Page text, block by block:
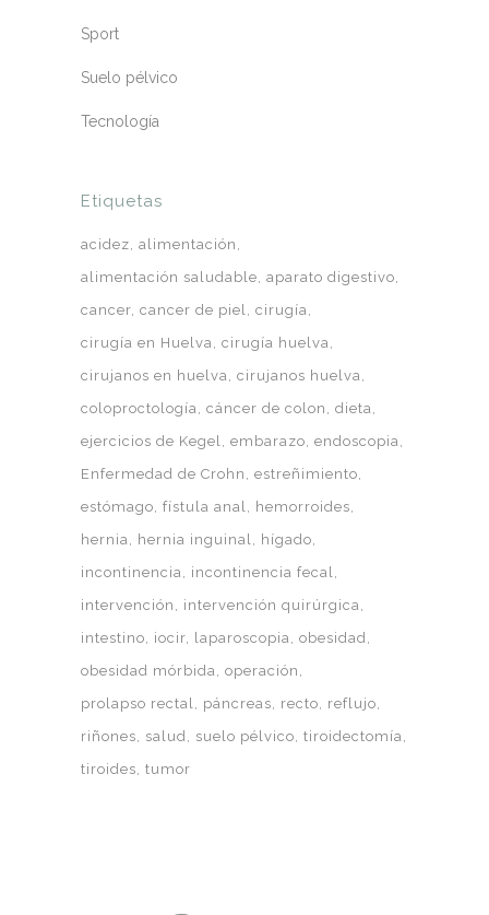
Sport
Suelo pélvico
Tecnología
Etiquetas
acidez alimentación
alimentación saludable aparato digestivo
cancer cancer de piel cirugía
cirugía en Huelva cirugía huelva
cirujanos en huelva cirujanos huelva
coloproctología cáncer de colon
dieta
ejercicios de Kegel embarazo endoscopia
Enfermedad de Crohn
estreñimiento
estómago fístula anal
hemorroides
hernia
hernia inguinal
hígado
incontinencia
incontinencia fecal
intervención
intervención quirúrgica
intestino
iocir laparoscopia obesidad
obesidad mórbida operación
prolapso rectal
páncreas recto
reflujo
riñones
salud suelo pélvico tiroidectomía
tiroides tumor